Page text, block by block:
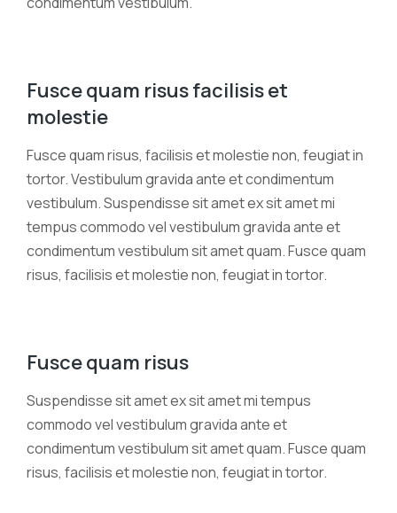
Fusce quam risus facilisis et
molestie
Fusce quam risus, facilisis et molestie non, feugiat in
tortor. Vestibulum gravida ante et condimentum
vestibulum. Suspendisse sit amet ex sit amet mi
tempus commodo vel vestibulum gravida ante et
condimentum vestibulum sit amet quam. Fusce quam
risus, facilisis et molestie non, feugiat in tortor.
Fusce quam risus
Suspendisse sit amet ex sit amet mi tempus
commodo vel vestibulum gravida ante et
condimentum vestibulum sit amet quam. Fusce quam
risus, facilisis et molestie non, feugiat in tortor.